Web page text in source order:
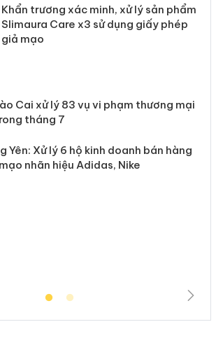
Khẩn trương xác minh, xử lý sản phẩm
Slimaura Care x3 sử dụng giấy phép
giả mạo
Lào Cai xử lý 83 vụ vi phạm thương
mại trong tháng 7